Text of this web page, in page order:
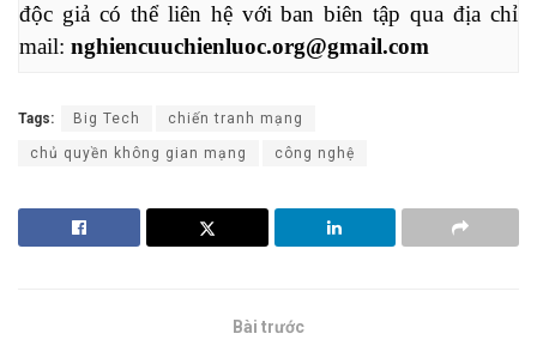
độc giả có thể liên hệ với ban biên tập qua địa chỉ
mail: nghiencuuchienluoc.org@gmail.com
Tags: Big Tech chiến tranh mạng
chủ quyền không gian mạng công nghệ
Bài trước